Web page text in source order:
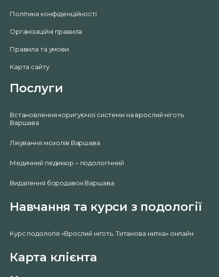
Політика конфіденційності
Організаційні правила
Правила та умови
Карта сайту
Послуги
Встановлення коригуючої системи на врослий ніготь
Варшава
Лікування мозолів Варшава
Медичний педикюр – подологічний
Видалення бородавок Варшава
Навчання та курси з подології
Курс подологія «Врослий ніготь. Титанова нитка» онлайн
Карта клієнта